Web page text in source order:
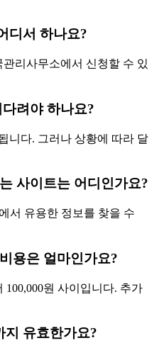
디서 하나요?
리사무소에서 신청할 수 있
려야 하나요?
니다. 그러나 상황에 따라 달
사이트는 어디인가요?
에서 유용한 정보를 찾을 수
용은 얼마인가요?
100,000원 사이입니다. 추가
지 유효한가요?